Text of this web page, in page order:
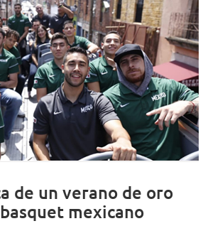
de un verano de oro
mexicano